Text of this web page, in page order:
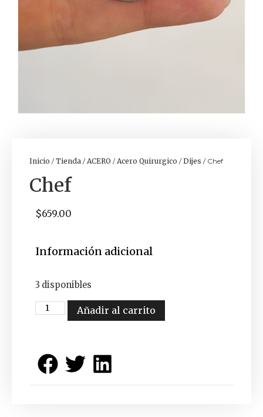
Inicio /Tienda / ACERO / Acero Quirurgico /Dijes / Chef
Chef
$659.00
Información adicional
3 disponibles
Añadir al carrito